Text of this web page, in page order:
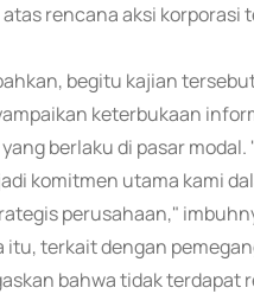
rencana aksi korporasi
begitu kajian
keterbukaan
berlaku di pasar modal.
komitmen utama kami
perusahaan,"
itu, terkait dengan
bahwa tidak terdapat